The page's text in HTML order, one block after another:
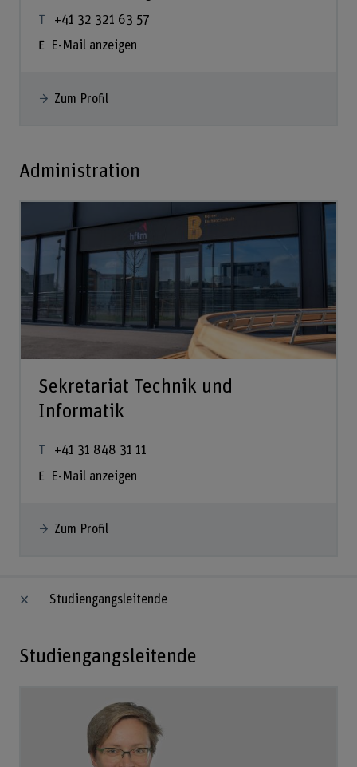
+41 32 321 63 57
E-Mail anzeigen
Zum Profil
Administration
Sekretariat Technik und
Informatik
+41 31 848 31 11
E-Mail anzeigen
Zum Profil
Studiengangsleitende
Studiengangsleitende